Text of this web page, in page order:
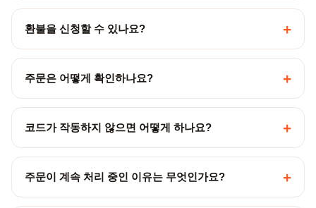
환불을 신청할 수 있나요? +
주문은 어떻게 확인하나요? +
코드가 작동하지 않으면 어떻게 하나요? +
주문이 계속 처리 중인 이유는 무엇인가요? +